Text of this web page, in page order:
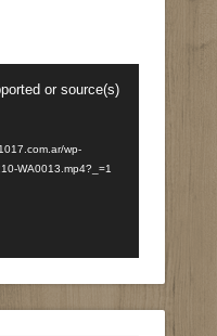
or source(s)
wp-
WA0013.mp4?_=1